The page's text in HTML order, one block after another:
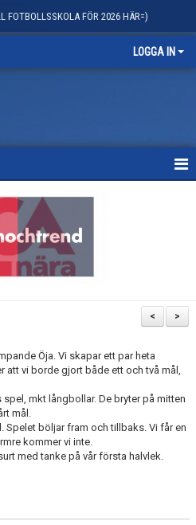
FOTBOLLSSKOLA FÖR 2026 HÄR=)
LOGGA IN
>
<
Öja. Vi skapar ett par heta
att vi borde gjort både ett och två mål,
mkt långbollar. De bryter på mitten
mål.
Spelet böljar fram och tillbaks. Vi får en
kommer vi inte.
med tanke på vår första halvlek.